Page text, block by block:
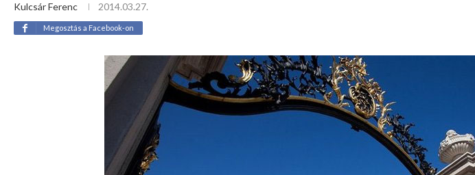
Kulcsár Ferenc 2014.03.27.
Megosztás a Facebook-on